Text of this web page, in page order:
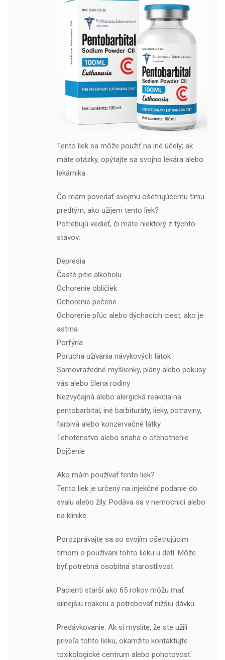
Tento liek sa môže použiť na iné účely; ak
máte otázky, opýtajte sa svojho lekára alebo
lekárnika.
Čo mám povedať svojmu ošetrujúcemu tímu
predtým, ako užijem tento liek?
Potrebujú vedieť, či máte niektorý z týchto
stavov:
Depresia
Časté pitie alkoholu
Ochorenie obličiek
Ochorenie pečene
Ochorenie pľúc alebo dýchacích ciest, ako je
astma
Porfýria
Porucha užívania návykových látok
Samovražedné myšlienky, plány alebo pokusy
vás alebo člena rodiny
Nezvyčajná alebo alergická reakcia na
pentobarbital, iné barbituráty, lieky, potraviny,
farbivá alebo konzervačné látky
Tehotenstvo alebo snaha o otehotnenie
Dojčenie
Ako mám používať tento liek?
Tento liek je určený na injekčné podanie do
svalu alebo žily. Podáva sa v nemocnici alebo
na klinike.
Porozprávajte sa so svojím ošetrujúcim
tímom o používaní tohto lieku u detí. Môže
byť potrebná osobitná starostlivosť.
Pacienti starší ako 65 rokov môžu mať
silnejšiu reakciu a potrebovať nižšiu dávku.
Predávkovanie: Ak si myslíte, že ste užili
priveľa tohto lieku, okamžite kontaktujte
toxikologické centrum alebo pohotovosť.